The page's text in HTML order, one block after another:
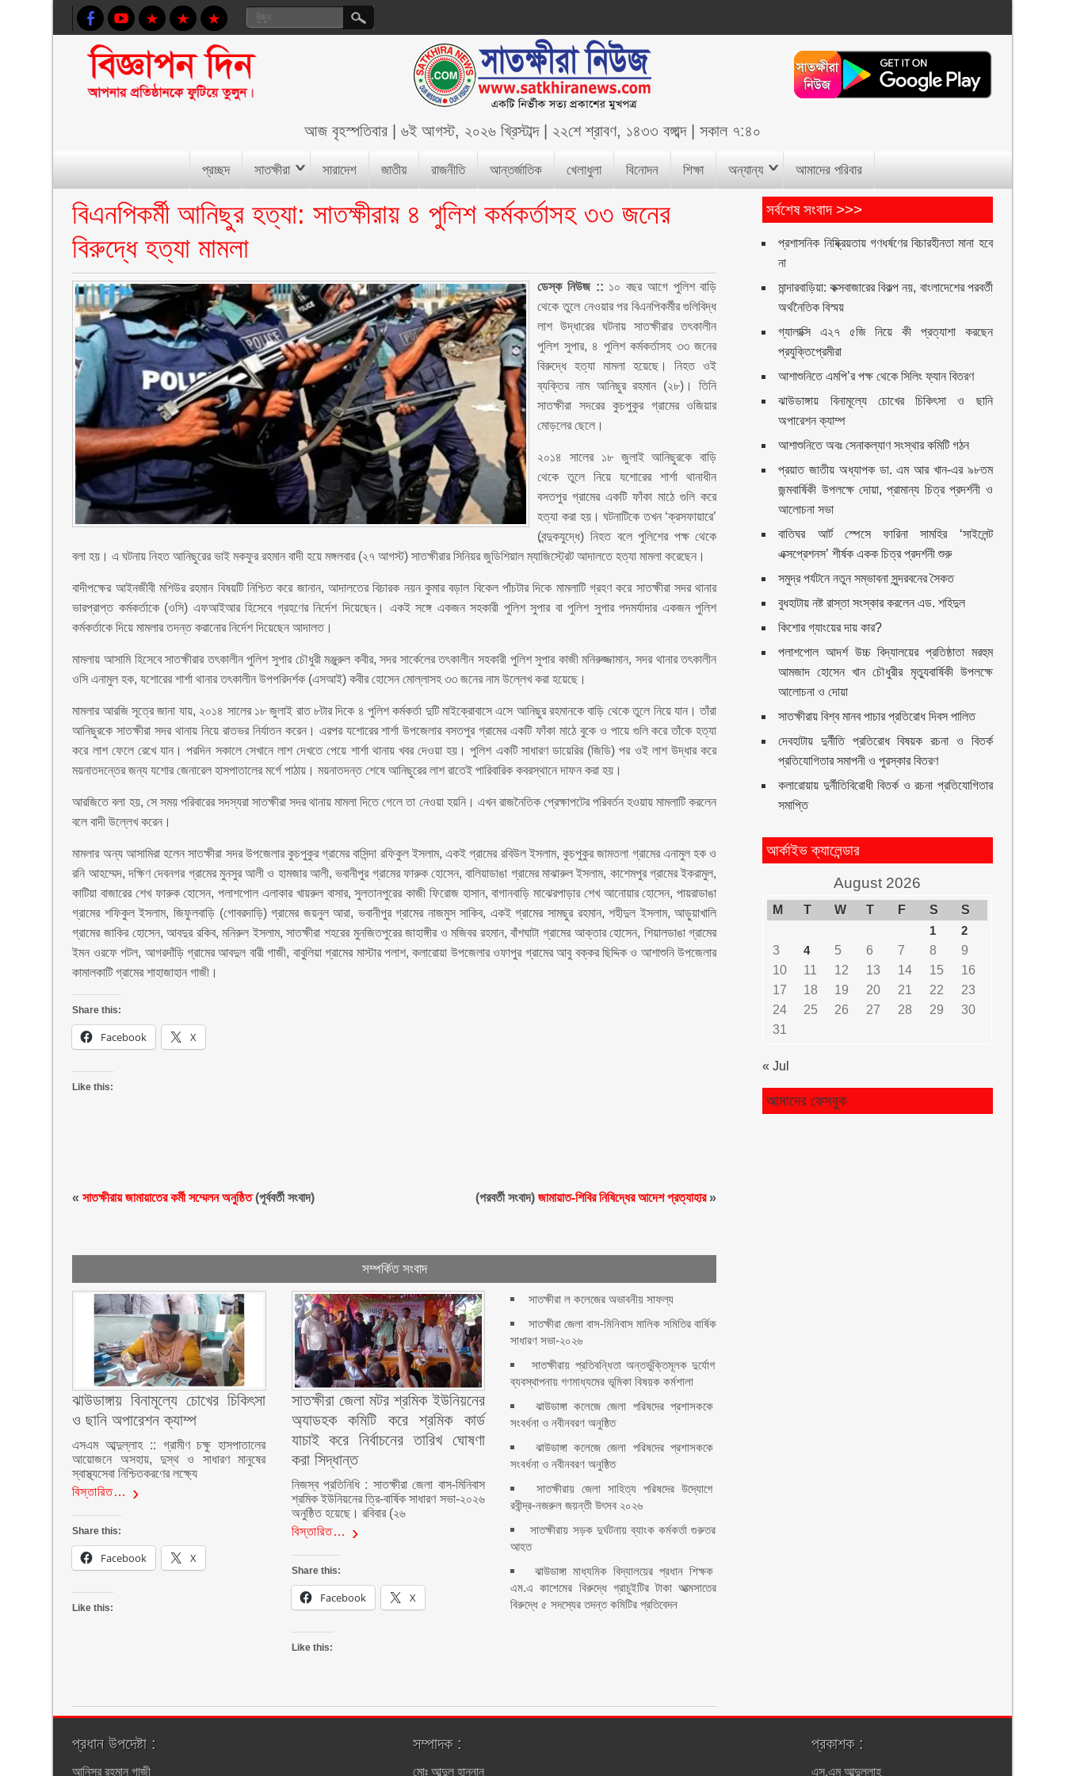
আজ বৃহস্পতিবার| ৬ই আগস্ট, ২০২৬ খ্রিস্টাব্দ| ২২শে শ্রাবণ, ১৪৩৩ বঙ্গাব্দ| সকাল ৭:৪০
প্রচ্ছদ সাতক্ষীরা সারাদেশ জাতীয় রাজনীতি আন্তর্জাতিক খেলাধুলা বিনোদন শিক্ষা অন্যান্য আমাদের পরিবার
বিএনপিকর্মী আনিছুর হত্যা: সাতক্ষীরায় ৪ পুলিশ কর্মকর্তাসহ ৩৩ জনের
বিরুদ্ধে হত্যা মামলা
ডেস্ক নিউজ :: ১০ বছর আগে পুলিশ বাড়ি
থেকে তুলে নেওয়ার পর বিএনপিকর্মীর গুলিবিদ্ধ
লাশ উদ্ধারের ঘটনায় সাতক্ষীরার তৎকালীন
পুলিশ সুপার, ৪ পুলিশ কর্মকর্তাসহ ৩৩ জনের
বিরুদ্ধে হত্যা মামলা হয়েছে। নিহত ওই
ব্যক্তির নাম আনিছুর রহমান (২৮)। তিনি
সাতক্ষীরা সদরের কুচপুকুর গ্রামের ওজিয়ার
মোড়লের ছেলে।
২০১৪ সালের ১৮ জুলাই আনিছুরকে বাড়ি
থেকে তুলে নিয়ে যশোরের শার্শা থানাধীন
বসতপুর গ্রামের একটি ফাঁকা মাঠে গুলি করে
হত্যা করা হয়। ঘটনাটিকে তখন ‘ক্রসফায়ারে’
(বন্দুকযুদ্ধে) নিহত বলে পুলিশের পক্ষ থেকে
বলা হয়। এ ঘটনায় নিহত আনিছুরের ভাই মকফুর রহমান বাদী হয়ে মঙ্গলবার (২৭ আগস্ট) সাতক্ষীরার সিনিয়র জুডিশিয়াল ম্যাজিস্ট্রেট আদালতে হত্যা মামলা করেছেন।
বাদীপক্ষের আইনজীবী মশিউর রহমান বিষয়টি নিশ্চিত করে জানান, আদালতের বিচারক নয়ন কুমার বড়াল বিকেল পাঁচটার দিকে মামলাটি গ্রহণ করে সাতক্ষীরা সদর থানার
ভারপ্রাপ্ত কর্মকর্তাকে (ওসি) এফআইআর হিসেবে গ্রহণের নির্দেশ দিয়েছেন। একই সঙ্গে একজন সহকারী পুলিশ সুপার বা পুলিশ সুপার পদমর্যাদার একজন পুলিশ
কর্মকর্তাকে দিয়ে মামলার তদন্ত করানোর নির্দেশ দিয়েছেন আদালত।
মামলায় আসামি হিসেবে সাতক্ষীরার তৎকালীন পুলিশ সুপার চৌধুরী মঞ্জুরুল কবীর, সদর সার্কেলের তৎকালীন সহকারী পুলিশ সুপার কাজী মনিরুজ্জামান, সদর থানার তৎকালীন
ওসি এনামুল হক, যশোরের শার্শা থানার তৎকালীন উপপরিদর্শক (এসআই) কবীর হোসেন মোল্লাসহ ৩৩ জনের নাম উল্লেখ করা হয়েছে।
মামলার আরজি সূত্রে জানা যায়, ২০১৪ সালের ১৮ জুলাই রাত ৮টার দিকে ৪ পুলিশ কর্মকর্তা দুটি মাইক্রোবাসে এসে আনিছুর রহমানকে বাড়ি থেকে তুলে নিয়ে যান। তাঁরা
আনিছুরকে সাতক্ষীরা সদর থানায় নিয়ে রাতভর নির্যাতন করেন। এরপর যশোরের শার্শা উপজেলার বসতপুর গ্রামের একটি ফাঁকা মাঠে বুকে ও পায়ে গুলি করে তাঁকে হত্যা
করে লাশ ফেলে রেখে যান। পরদিন সকালে সেখানে লাশ দেখতে পেয়ে শার্শা থানায় খবর দেওয়া হয়। পুলিশ একটি সাধারণ ডায়েরির (জিডি) পর ওই লাশ উদ্ধার করে
ময়নাতদন্তের জন্য যশোর জেনারেল হাসপাতালের মর্গে পাঠায়। ময়নাতদন্ত শেষে আনিছুরের লাশ রাতেই পারিবারিক কবরস্থানে দাফন করা হয়।
আরজিতে বলা হয়, সে সময় পরিবারের সদস্যরা সাতক্ষীরা সদর থানায় মামলা দিতে গেলে তা নেওয়া হয়নি। এখন রাজনৈতিক প্রেক্ষাপটের পরিবর্তন হওয়ায় মামলাটি করলেন
বলে বাদী উল্লেখ করেন।
মামলার অন্য আসামিরা হলেন সাতক্ষীরা সদর উপজেলার কুচপুকুর গ্রামের বাসিন্দা রফিকুল ইসলাম, একই গ্রামের রবিউল ইসলাম, কুচপুকুর জামতলা গ্রামের এনামুল হক ও
রনি আহম্মেদ, দক্ষিণ দেবনগর গ্রামের মুনসুর আলী ও হামজার আলী, ভবানীপুর গ্রামের ফারুক হোসেন, বালিয়াডাঙা গ্রামের মাঝারুল ইসলাম, কাশেমপুর গ্রামের ইকরামুল,
কাটিয়া বাজারের শেখ ফারুক হোসেন, পলাশপোল এলাকার খায়রুল বাসার, সুলতানপুরের কাজী ফিরোজ হাসান, বাগানবাড়ি মাঝেরপাড়ার শেখ আনোয়ার হোসেন, পায়রাডাঙা
গ্রামের শফিকুল ইসলাম, জিফুলবাড়ি (গোবরদাড়ি) গ্রামের জয়নুল আরা, ভবানীপুর গ্রামের নাজমুস সাকিব, একই গ্রামের সামছুর রহমান, শহীদুল ইসলাম, আড়ুয়াখালি
গ্রামের জাকির হোসেন, আবদুর রকিব, মনিরুল ইসলাম, সাতক্ষীরা শহরের মুনজিতপুরের জাহাঙ্গীর ও মজিবর রহমান, বাঁশঘাটা গ্রামের আক্তার হোসেন, শিয়ালডাঙা গ্রামের
ইমন ওরফে পটল, আগরদাঁড়ি গ্রামের আবদুল বারী গাজী, বাবুলিয়া গ্রামের মাস্টার পলাশ, কলারোয়া উপজেলার ওফাপুর গ্রামের আবু বক্কর ছিদ্দিক ও আশাশুনি উপজেলার
কামালকাটি গ্রামের শাহাজাহান গাজী।
Share this:
Facebook X
Like this:
«সাতক্ষীরায় জামায়াতের কর্মী সম্মেলন অনুষ্ঠিত(পূর্ববর্তী সংবাদ) (পরবর্তী সংবাদ)জামায়াত-শিবির নিষিদ্ধের আদেশ প্রত্যাহার»
সম্পর্কিত সংবাদ
ঝাউডাঙ্গায় বিনামূল্যে চোখের চিকিৎসা
ও ছানি অপারেশন ক্যাম্প
এসএম আব্দুল্লাহ :: গ্রামীণ চক্ষু হাসপাতালের
আয়োজনে অসহায়, দুস্থ ও সাধারণ মানুষের
স্বাস্থ্যসেবা নিশ্চিতকরণের লক্ষ্যে
বিস্তারিত…
Share this:
Facebook X
Like this:
সাতক্ষীরা জেলা মটর শ্রমিক ইউনিয়নের
অ্যাডহক কমিটি করে শ্রমিক কার্ড
যাচাই করে নির্বাচনের তারিখ ঘোষণা
করা সিদ্ধান্ত
নিজস্ব প্রতিনিধি : সাতক্ষীরা জেলা বাস-মিনিবাস
শ্রমিক ইউনিয়নের ত্রি-বার্ষিক সাধারণ সভা-২০২৬
অনুষ্ঠিত হয়েছে। রবিবার (২৬
বিস্তারিত…
Share this:
Facebook X
Like this:
সাতক্ষীরা ল কলেজের অভাবনীয় সাফল্য
সাতক্ষীরা জেলা বাস-মিনিবাস মালিক সমিতির বার্ষিক
সাধারণ সভা-২০২৬
সাতক্ষীরায় প্রতিবন্ধিতা অন্তর্ভুক্তিমূলক দুর্যোগ
ব্যবস্থাপনায় গণমাধ্যমের ভূমিকা বিষয়ক কর্মশালা
ঝাউডাঙ্গা কলেজে জেলা পরিষদের প্রশাসককে
সংবর্ধনা ও নবীনবরণ অনুষ্ঠিত
ঝাউডাঙ্গা কলেজে জেলা পরিষদের প্রশাসককে
সংবর্ধনা ও নবীনবরণ অনুষ্ঠিত
সাতক্ষীরায় জেলা সাহিত্য পরিষদের উদ্যোগে
রবীন্দ্র-নজরুল জয়ন্তী উৎসব ২০২৬
সাতক্ষীরায় সড়ক দুর্ঘটনায় ব্যাংক কর্মকর্তা গুরুতর
আহত
ঝাউডাঙ্গা মাধ্যমিক বিদ্যালয়ের প্রধান শিক্ষক
এম.এ কাশেমের বিরুদ্ধে গ্রাচুইটির টাকা আত্মসাতের
বিরুদ্ধে ৫ সদস্যের তদন্ত কমিটির প্রতিবেদন
সর্বশেষ সংবাদ >>>
প্রশাসনিক নিষ্ক্রিয়তায় গণধর্ষণের বিচারহীনতা মানা হবে
না
মান্দারবাড়িয়া: কক্সবাজারের বিকল্প নয়, বাংলাদেশের পরবর্তী
অর্থনৈতিক বিস্ময়
গ্যালাক্সি এ২৭ ৫জি নিয়ে কী প্রত্যাশা করছেন
প্রযুক্তিপ্রেমীরা
আশাশুনিতে এমপি’র পক্ষ থেকে সিলিং ফ্যান বিতরণ
ঝাউডাঙ্গায় বিনামূল্যে চোখের চিকিৎসা ও ছানি
অপারেশন ক্যাম্প
আশাশুনিতে অবঃ সেনাকল্যাণ সংস্থার কমিটি গঠন
প্রয়াত জাতীয় অধ্যাপক ডা. এম আর খান-এর ৯৮তম
জন্মবার্ষিকী উপলক্ষে দোয়া, প্রামান্য চিত্র প্রদর্শনী ও
আলোচনা সভা
বাতিঘর আর্ট স্পেসে ফারিনা সামহির ‘সাইলেন্ট
এক্সপ্রেশনস’ শীর্ষক একক চিত্র প্রদর্শনী শুরু
সমুদ্র পর্যটনে নতুন সম্ভাবনা সুন্দরবনের সৈকত
বুধহাটায় নষ্ট রাস্তা সংস্কার করলেন এড. শহিদুল
কিশোর গ্যাংয়ের দায় কার?
পলাশপোল আদর্শ উচ্চ বিদ্যালয়ের প্রতিষ্ঠাতা মরহুম
আমজাদ হোসেন খান চৌধুরীর মৃত্যুবার্ষিকী উপলক্ষে
আলোচনা ও দোয়া
সাতক্ষীরায় বিশ্ব মানব পাচার প্রতিরোধ দিবস পালিত
দেবহাটায় দুর্নীতি প্রতিরোধ বিষয়ক রচনা ও বিতর্ক
প্রতিযোগিতার সমাপনী ও পুরস্কার বিতরণ
কলারোয়ায় দুর্নীতিবিরোধী বিতর্ক ও রচনা প্রতিযোগিতার
সমাপ্তি
আর্কাইভ ক্যালেন্ডার
August 2026
M T W T F S
S
1
2
3
4 5 6 7 8
9
10
11 12 13 14 15
16
17
18 19 20 21 22
23
24
25 26 27 28 29
30
31
« Jul
আমাদের ফেসবুক
প্রধান উপদেষ্টা :
আনিসুর রহমান গাজী
সম্পাদক :
মোঃ আব্দুল হান্নান
প্রকাশক :
এস.এম আব্দুল্লাহ